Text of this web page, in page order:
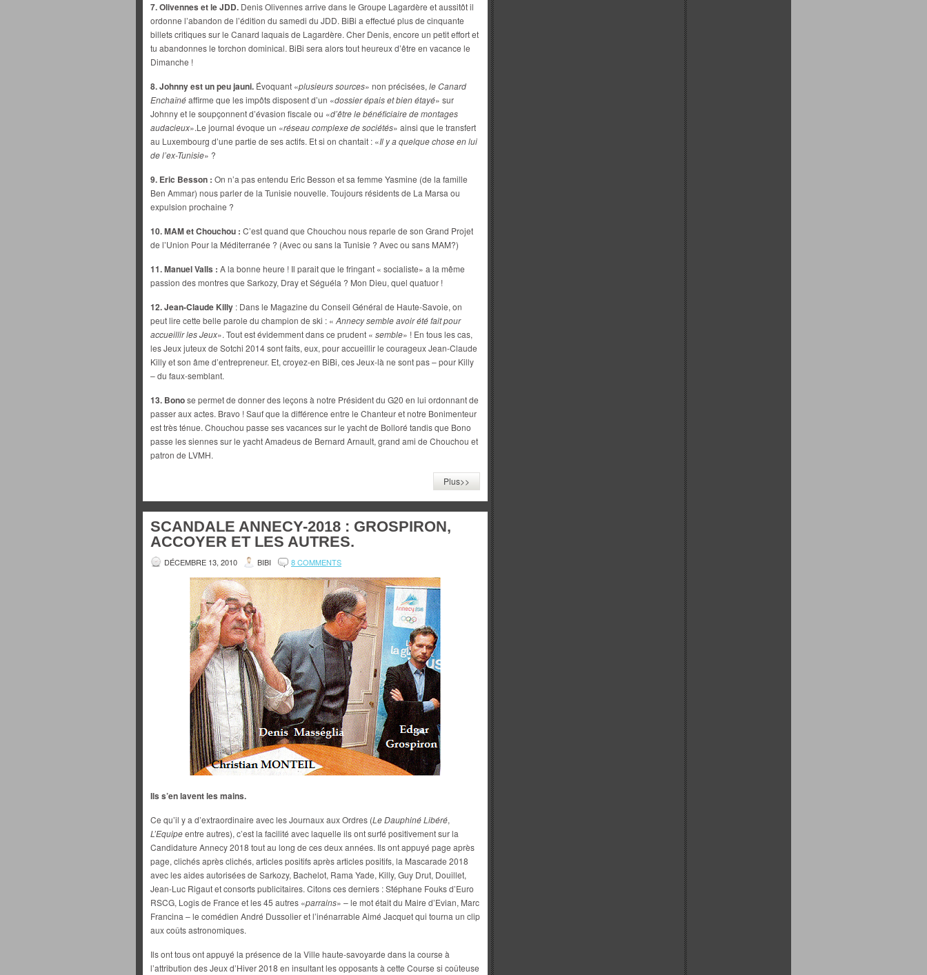
7. Olivennes et le JDD. Denis Olivennes arrive dans le Groupe Lagardère et aussitôt il
ordonne l’abandon de l’édition du samedi du JDD. BiBi a effectué plus de cinquante
billets critiques sur le Canard laquais de Lagardère. Cher Denis, encore un petit effort et
tu abandonnes le torchon dominical. BiBi sera alors tout heureux d’être en vacance le
Dimanche !
8. Johnny est un peu jauni. Évoquant «plusieurs sources» non précisées, le Canard
Enchaînéaffirme que les impôts disposent d’un «dossier épais et bien étayé» sur
Johnny et le soupçonnent d’évasion fiscale ou «d’être le bénéficiaire de montages
audacieux».Le journal évoque un «réseau complexe de sociétés» ainsi que le transfert
au Luxembourg d’une partie de ses actifs. Et si on chantait : «Il y a quelque chose en lui
de l’ex-Tunisie» ?
9. Eric Besson : On n’a pas entendu Eric Besson et sa femme Yasmine (de la famille
Ben Ammar) nous parler de la Tunisie nouvelle. Toujours résidents de La Marsa ou
expulsion prochaine ?
10. MAM et Chouchou : C’est quand que Chouchou nous reparle de son Grand Projet
de l’Union Pour la Méditerranée ? (Avec ou sans la Tunisie ? Avec ou sans MAM?)
11. Manuel Valls : A la bonne heure ! Il parait que le fringant « socialiste» a la même
passion des montres que Sarkozy, Dray et Séguéla ? Mon Dieu, quel quatuor !
12. Jean-Claude Killy : Dans le Magazine du Conseil Général de Haute-Savoie, on
peut lire cette belle parole du champion de ski : « Annecy semble avoir été fait pour
accueillir les Jeux». Tout est évidemment dans ce prudent « semble» ! En tous les cas,
les Jeux juteux de Sotchi 2014 sont faits, eux, pour accueillir le courageux Jean-Claude
Killy et son âme d’entrepreneur. Et, croyez-en BiBi, ces Jeux-là ne sont pas – pour Killy
– du faux-semblant.
13. Bonose permet de donner des leçons à notre Président du G20 en lui ordonnant de
passer aux actes. Bravo ! Sauf que la différence entre le Chanteur et notre Bonimenteur
est très ténue. Chouchou passe ses vacances sur le yacht de Bolloré tandis que Bono
passe les siennes sur le yacht Amadeus de Bernard Arnault, grand ami de Chouchou et
patron de LVMH.
Plus>>
SCANDALE ANNECY-2018 : GROSPIRON,
ACCOYER ET LES AUTRES.
DÉCEMBRE 13, 2010 BIBI 8 COMMENTS
Ils s’en lavent les mains.
Ce qu’il y a d’extraordinaire avec les Journaux aux Ordres (Le Dauphiné Libéré,
L’Equipeentre autres), c’est la facilité avec laquelle ils ont surfé positivement sur la
Candidature Annecy 2018 tout au long de ces deux années. Ils ont appuyé page après
page, clichés après clichés, articles positifs après articles positifs, la Mascarade 2018
avec les aides autorisées de Sarkozy, Bachelot, Rama Yade, Killy, Guy Drut, Douillet,
Jean-Luc Rigaut et consorts publicitaires. Citons ces derniers : Stéphane Fouks d’Euro
RSCG, Logis de France et les 45 autres «parrains» – le mot était du Maire d’Evian, Marc
Francina – le comédien André Dussolier et l’inénarrable Aimé Jacquet qui tourna un clip
aux coûts astronomiques.
Ils ont tous ont appuyé la présence de la Ville haute-savoyarde dans la course à
l’attribution des Jeux d’Hiver 2018 en insultant les opposants à cette Course si coûteuse